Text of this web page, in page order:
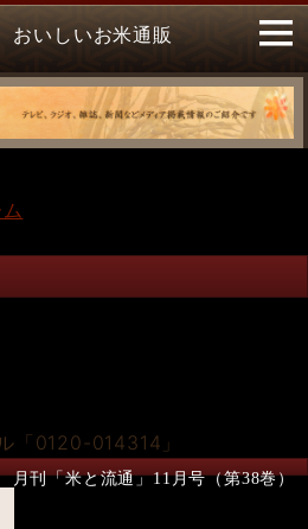
おいしいお米通販
月刊「米と流通」11月号（第38巻）